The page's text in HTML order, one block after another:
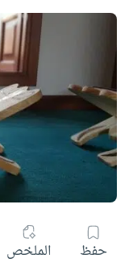
حفظ الملخص